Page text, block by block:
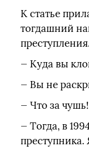
К статье
тогдашний
преступления.
— Куда вы
— Вы не
— Что за чушь!
— Тогда, в
преступника.